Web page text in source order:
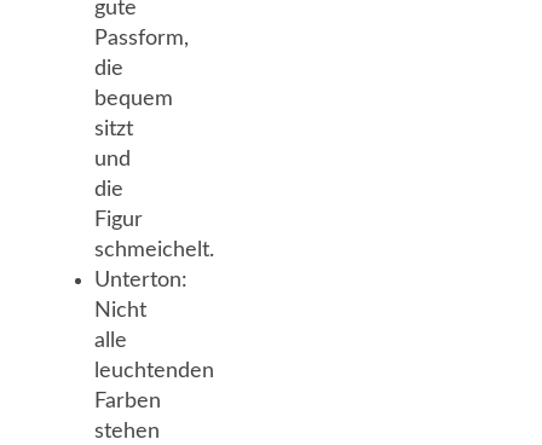
gute
Passform,
die
bequem
sitzt
und
die
Figur
schmeichelt.
Unterton:
Nicht
alle
leuchtenden
Farben
stehen